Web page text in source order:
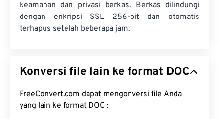
keamanan dan privasi berkas. Berkas dilindungi
dengan enkripsi SSL 256-bit dan otomatis
terhapus setelah beberapa jam.
Konversi file lain ke format DOC
FreeConvert.com dapat mengonversi file Anda
yang lain ke format DOC :